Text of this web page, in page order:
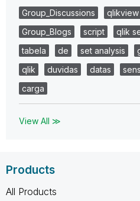
Group_Discussions qlikview
Group_Blogs
script qlik
tabela
de set analysis
qlik
duvidas datas
carga
View All ≫
Products
All Products